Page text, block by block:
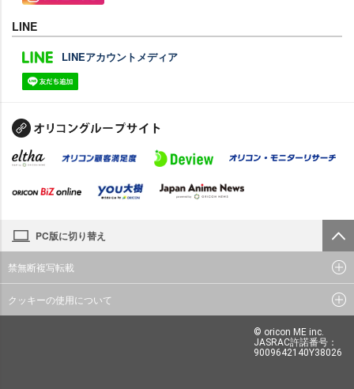
LINE
LINEアカウントメディア
PC版に切り替え
禁無断複写転載
クッキーの使用について
© oricon ME inc.
JASRAC許諾番号：
9009642140Y38026